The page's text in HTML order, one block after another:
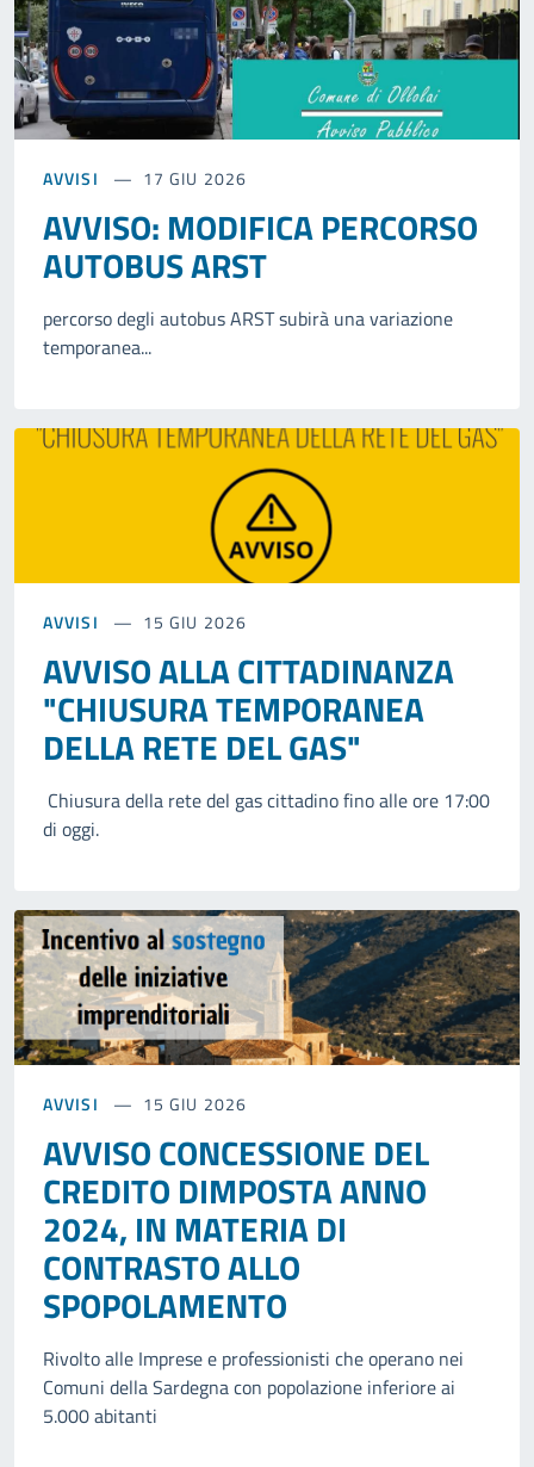
AVVISI 17 GIU 2026
AVVISO: MODIFICA PERCORSO
AUTOBUS ARST
percorso degli autobus ARST subirà una variazione
temporanea...
AVVISI 15 GIU 2026
AVVISO ALLA CITTADINANZA
"CHIUSURA TEMPORANEA
DELLA RETE DEL GAS"
Chiusura della rete del gas cittadino fino alle ore 17:00
di oggi.
AVVISI 15 GIU 2026
AVVISO CONCESSIONE DEL
CREDITO DIMPOSTA ANNO
2024, IN MATERIA DI
CONTRASTO ALLO
SPOPOLAMENTO
Rivolto alle Imprese e professionisti che operano nei
Comuni della Sardegna con popolazione inferiore ai
5.000 abitanti